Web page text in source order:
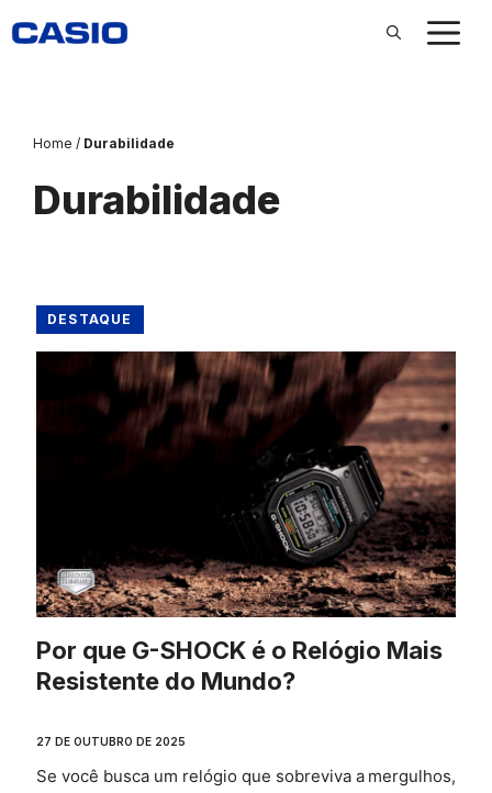
para
Home / Durabilidade
Durabilidade
DESTAQUE
Por que G-SHOCK é o Relógio Mais
Resistente do Mundo?
27 DE OUTUBRO DE 2025
Se você busca um relógio que sobreviva a mergulhos,